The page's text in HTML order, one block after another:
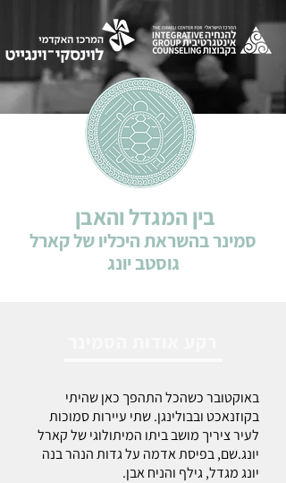
בין המגדל והאבן
סמינר בהשראת היכליו של קארל
גוסטב יונג
באוקטובר כשהכל התהפך כאן שהיתי
בקוזנאכט ובבולינגן. שתי עיירות סמוכות
לעיר ציריך מושב ביתו המיתולוגי של קארל
יונג.שם, בפיסת אדמה על גדות הנהר בנה
יונג מגדל, גילף והניח אבן.